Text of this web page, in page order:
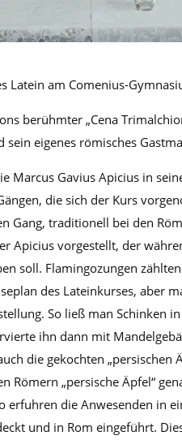
Latein am Comenius-
berühmter „Cena
eigenes römisches
Marcus Gavius Apicius in
die sich der Kurs
Gang, traditionell bei den
Apicius vorgestellt, der
soll. Flamingozungen
des Lateinkurses, aber
So ließ man Schinken
ihn dann mit
die gekochten „persischen
Römern „persische Äpfel“
erfuhren die Anwesenden in
und in Rom eingeführt.